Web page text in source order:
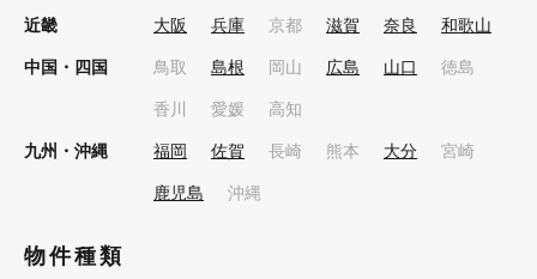
近畿 大阪 兵庫 京都 滋賀 奈良 和歌山
中国・四国 鳥取 島根 岡山 広島 山口 徳島
香川 愛媛 高知
九州・沖縄 福岡 佐賀 長崎 熊本 大分 宮崎
鹿児島 沖縄
物件種類